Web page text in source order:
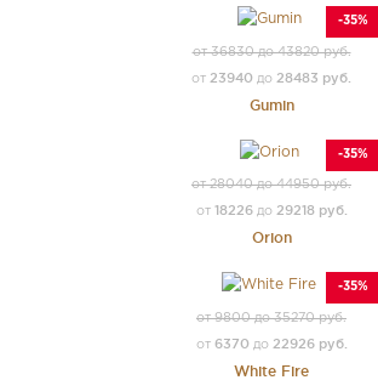
-35%
от 36830 до 43820 руб.
от 23940 до 28483 руб.
Gumin
-35%
от 28040 до 44950 руб.
от 18226до 29218 руб.
Orion
-35%
от 9800 до 35270 руб.
от 6370 до 22926 руб.
White Fire